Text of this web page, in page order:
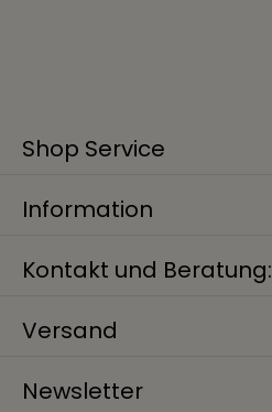
Kontakt und Beratung:
Versand
Newsletter
Shop Service
Information